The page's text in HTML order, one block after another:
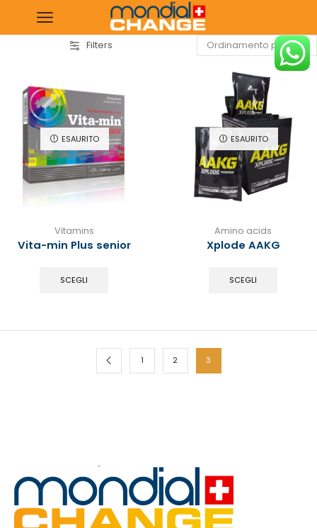
Filters
ESAURITO
Vitamins
Vita-min Plus senior
SCEGLI
ESAURITO
Amino acids
Xplode AAKG
SCEGLI
1 2 3